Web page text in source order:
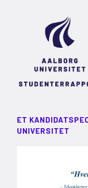
ET
UNIVERSITET